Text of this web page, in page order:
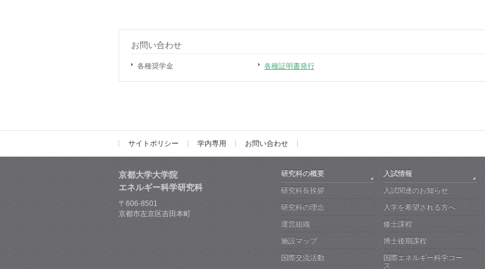
お問い合わせ
各種奨学金 各種証明書発行
サイトポリシー 学内専用 お問い合わせ
京都大学大学院
エネルギー科学研究科
〒606-8501
京都市左京区吉田本町
研究科の概要
研究科長挨拶
研究科の理念
運営組織
施設マップ
国際交流活動
入試情報
入試関連のお知らせ
入学を希望される方へ
修士課程
博士後期課程
国際エネルギー科学コー
ス